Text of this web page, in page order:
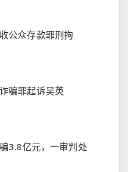
公众存款罪刑拘
骗罪起诉吴英
3.8亿元，一审判处